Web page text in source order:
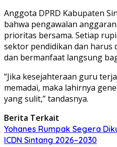
Anggota DPRD Kabupaten
bahwa pengawalan
prioritas bersama. Setiap
sektor pendidikan dan harus
dan bermanfaat langsung
“Jika kesejahteraan guru
memadai, maka lahirnya
yang sulit,” tandasnya.
Berita Terkait
Yohanes Rumpak Segera
ICDN Sintang 2026–2030